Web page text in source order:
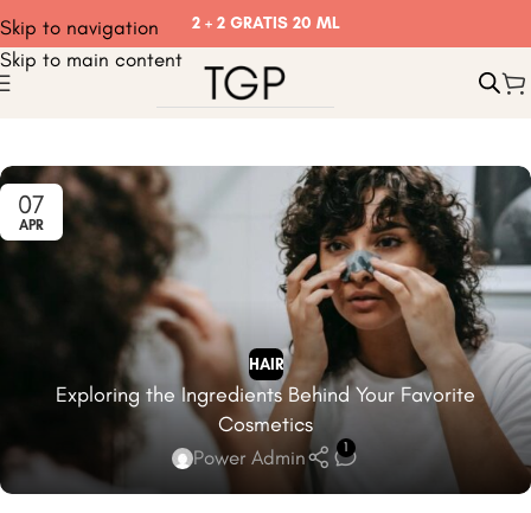
Skip to navigation
Skip to main content
2 + 2 GRATIS 20 ML
07
APR
HAIR
Exploring the Ingredients Behind Your Favorite
Cosmetics
Power Admin 1